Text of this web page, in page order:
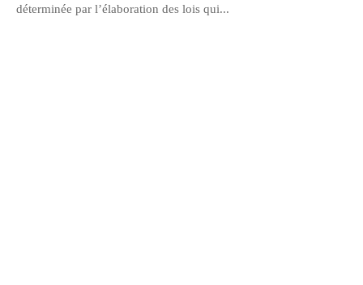
déterminée par l’élaboration des lois qui...